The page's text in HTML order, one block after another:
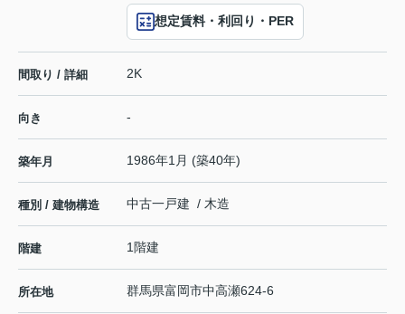
想定賃料・利回り・PER
間取り / 詳細 2K
向き -
築年月 1986年1月 (築40年)
種別 / 建物構造 中古一戸建 / 木造
階建 1階建
所在地 群馬県富岡市中高瀬624-6